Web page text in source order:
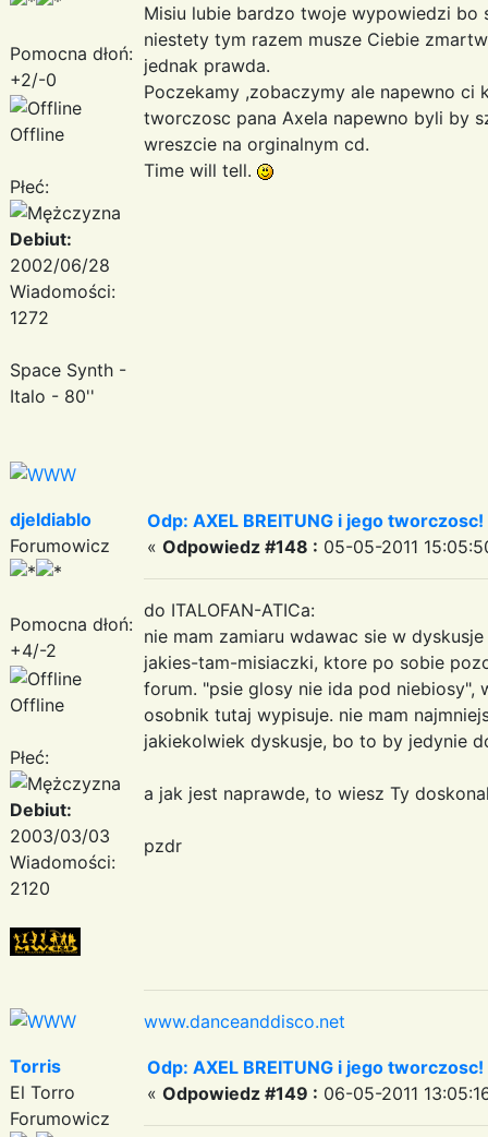
Pomocna dłoń:
+2/-0
Offline
Płeć:
Debiut:
2002/06/28
Wiadomości:
1272
Space Synth -
Italo - 80''
Misiu lubie bardzo twoje wypowiedzi
niestety tym razem musze Ciebie
jednak prawda.
Poczekamy ,zobaczymy ale napewno
tworczosc pana Axela napewno byli by
wreszcie na orginalnym cd.
Time will tell.
djeldiablo
Forumowicz
Pomocna dłoń:
+4/-2
Offline
Płeć:
Debiut:
2003/03/03
Wiadomości:
2120
Odp: AXEL BREITUNG i jego
« Odpowiedz #148 : 05-05-2011
do ITALOFAN-ATICa:
nie mam zamiaru wdawac sie w
jakies-tam-misiaczki, ktore po sobie
forum. "psie glosy nie ida pod
osobnik tutaj wypisuje. nie mam
jakiekolwiek dyskusje, bo to by jedynie
a jak jest naprawde, to wiesz Ty
pzdr
www.danceanddisco.net
Torris
El Torro
Forumowicz
Odp: AXEL BREITUNG i jego
« Odpowiedz #149 : 06-05-2011